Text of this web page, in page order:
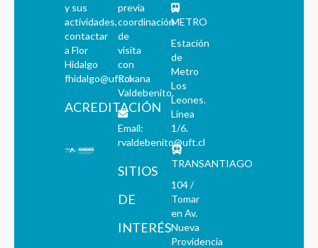
y sus
actividades,
contactar
a Flor
Hidalgo
fhidalgo@uft.cl
ACREDITACIÓN
previa
coordinación
de
visita
con
Roxana
Valdebenito.
Email:
rvaldebenito@uft.cl
SITIOS
DE
INTERÉS
METRO
Estación
de
Metro
Los
Leones.
Línea
1/6.
TRANSANTIAGO
104 /
Tomar
en Av.
Nueva
Providencia